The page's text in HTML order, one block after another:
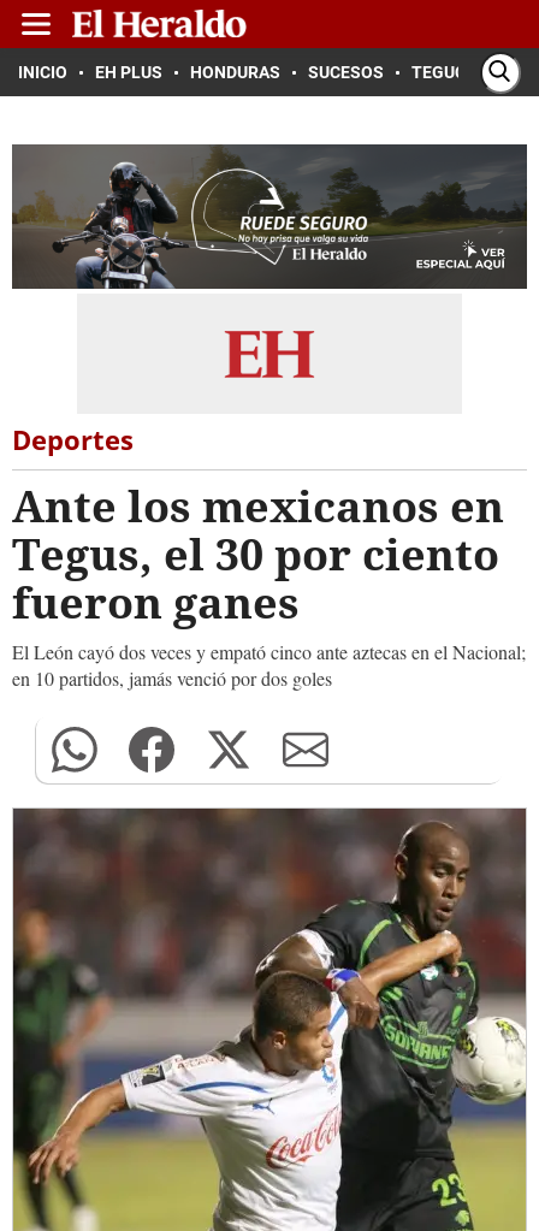
INICIO EH PLUS HONDURAS SUCESOS TEGUCIGALPA
Deportes
Ante los mexicanos en
Tegus, el 30 por ciento
fueron ganes
El León cayó dos veces y empató cinco ante aztecas en el Nacional;
en 10 partidos, jamás venció por dos goles